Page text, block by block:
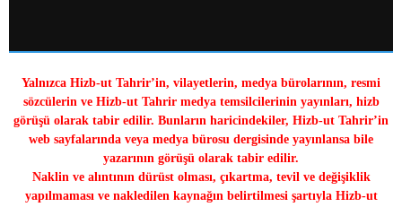
Yalnızca Hizb-ut Tahrir’in, vilayetlerin, medya bürolarının, resmi
sözcülerin ve Hizb-ut Tahrir medya temsilcilerinin yayınları, hizb
görüşü olarak tabir edilir. Bunların haricindekiler, Hizb-ut Tahrir’in
web sayfalarında veya medya bürosu dergisinde yayınlansa bile
yazarının görüşü olarak tabir edilir.
Naklin ve alıntının dürüst olması, çıkartma, tevil ve değişiklik
yapılmaması ve nakledilen kaynağın belirtilmesi şartıyla Hizb-ut